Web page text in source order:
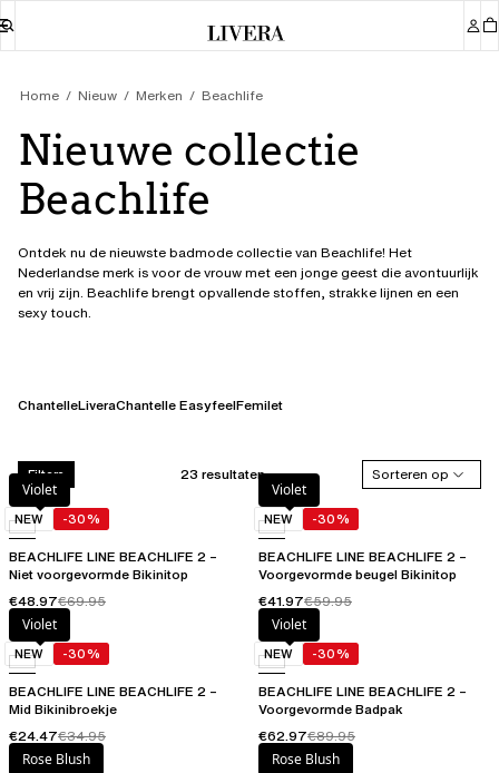
Home Nieuw Merken Beachlife
Nieuwe collectie
Beachlife
Ontdek nu de nieuwste badmode collectie van Beachlife! Het
Nederlandse merk is voor de vrouw met een jonge geest die avontuurlijk
en vrij zijn. Beachlife brengt opvallende stoffen, strakke lijnen en een
sexy touch.
ChantelleLiveraChantelle EasyfeelFemilet
Filters 23 resultaten
Sorteren op
Violet
BEACHLIFE LINE BEACHLIFE 2 –
Niet voorgevormde Bikinitop
€48.97€69.95
NEW -30%
Violet
BEACHLIFE LINE BEACHLIFE 2 –
Voorgevormde beugel Bikinitop
€41.97€59.95
NEW -30%
Violet
BEACHLIFE LINE BEACHLIFE 2 –
Mid Bikinibroekje
€24.47€34.95
NEW -30%
Violet
BEACHLIFE LINE BEACHLIFE 2 –
Voorgevormde Badpak
€62.97€89.95
NEW -30%
Rose Blush Rose Blush